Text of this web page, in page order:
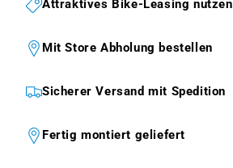
Attraktives Bike-Leasing nutzen
Mit Store Abholung bestellen
Sicherer Versand mit Spedition
Fertig montiert geliefert